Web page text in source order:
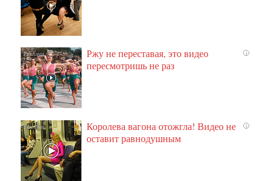
i
Ржу не переставая, это видео
пересмотришь не раз
i
Королева вагона отожгла! Видео не
оставит равнодушным